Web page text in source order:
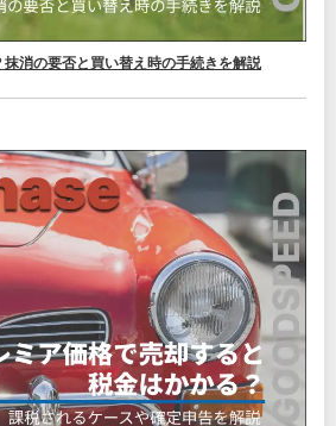
消の要否と買い替え時の手続きを解説